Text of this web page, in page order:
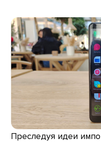
Преследуя идеи